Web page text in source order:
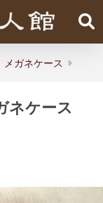
ネケース
ネケース